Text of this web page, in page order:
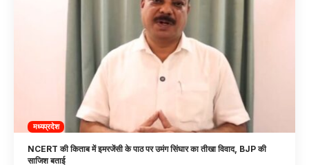
मध्यप्रदेश
NCERT की किताब में इमरजेंसी के पाठ पर उमंग सिंघार का तीखा विवाद, BJP की
साजिश बताई